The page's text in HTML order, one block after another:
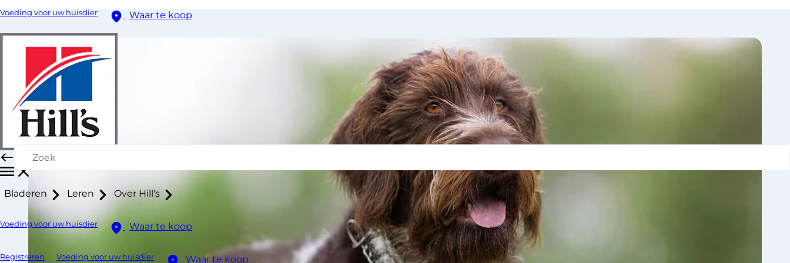
Voeding voor uw huisdier Waar te koop
Bladeren Leren Over Hill's
Voeding voor uw huisdier Waar te koop
Registreren Voeding voor uw huisdier Waar te koop